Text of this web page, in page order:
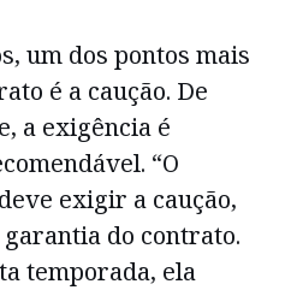
um dos pontos mais
é a caução. De
a exigência é
“O
exigir a caução,
do contrato.
temporada, ela